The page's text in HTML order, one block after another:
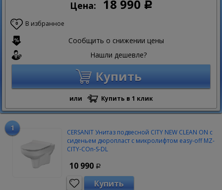
Цена: 18 990 Р
0 В избранное
Сообщить о снижении цены
Нашли дешевле?
Купить
или Купить в 1 клик
CERSANIT Унитаз подвесной CITY NEW CLEAN ON с
сиденьем дюропласт с микролифтом easy-off MZ-
CITY-COn-S-DL
10 990 Р
Купить